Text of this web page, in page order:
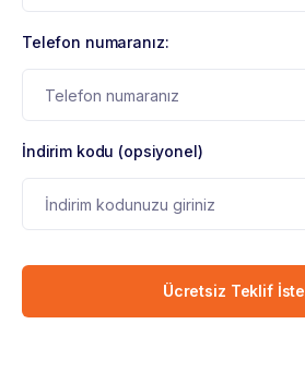
Telefon numaranız:
İndirim kodu (opsiyonel)
Ücretsiz Teklif İste